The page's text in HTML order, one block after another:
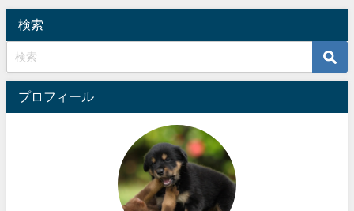
検索
プロフィール